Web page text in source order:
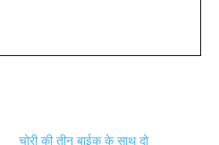
चोरी की तीन बाईक के साथ दो